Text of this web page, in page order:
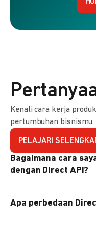
Kenali cara kerja
pertumbuhan bisnismu.
PELAJARI
Bagaimana cara
dengan Direct API?
pemrograman untuk
Apa perbedaan